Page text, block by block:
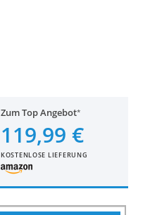
Zum Top Angebot
119,99 €
KOSTENLOSE LIEFERUNG